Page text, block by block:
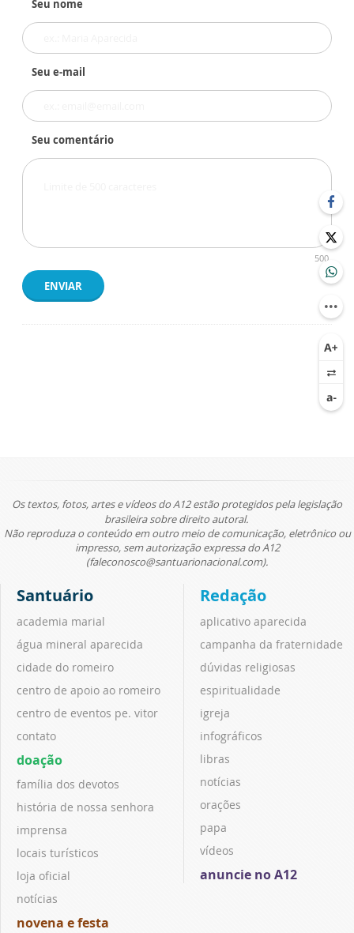
Seu nome
Seu e-mail
Seu comentário
500
ENVIAR
Os textos, fotos, artes e vídeos do A12 estão protegidos pela legislação
brasileira sobre direito autoral.
Não reproduza o conteúdo em outro meio de comunicação, eletrônico ou
impresso, sem autorização expressa do A12
(faleconosco@santuarionacional.com).
Santuário
academia marial
água mineral aparecida
cidade do romeiro
centro de apoio ao romeiro
centro de eventos pe. vitor
contato
doação
família dos devotos
história de nossa senhora
imprensa
locais turísticos
loja oficial
notícias
novena e festa
Redação
aplicativo aparecida
campanha da fraternidade
dúvidas religiosas
espiritualidade
igreja
infográficos
libras
notícias
orações
papa
vídeos
anuncie no A12